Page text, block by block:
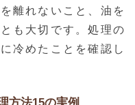
離れないこと、油を
も大切です。処理の
冷めたことを確認し